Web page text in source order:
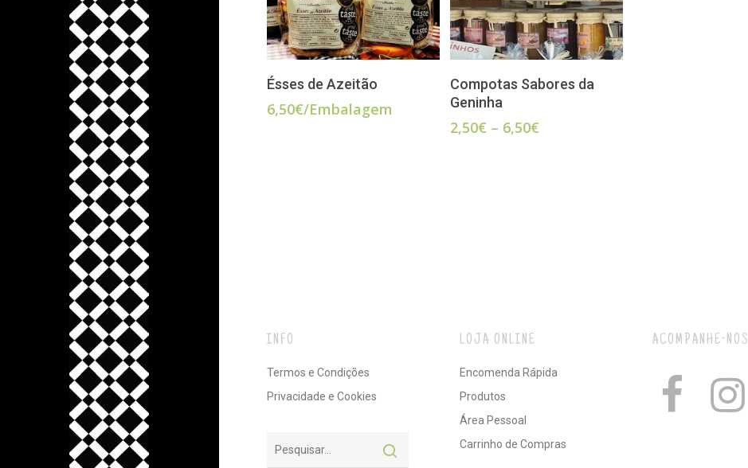
ADICIONAR
Ésses de Azeitão
6,50€/Embalagem
VER OPÇÕES
Compotas Sabores da
Geninha
2,50€ – 6,50€
INFO
Termos e Condições
Privacidade e Cookies
LOJA ONLINE
Encomenda Rápida
Produtos
Área Pessoal
Carrinho de Compras
ACOMPANHE-NOS